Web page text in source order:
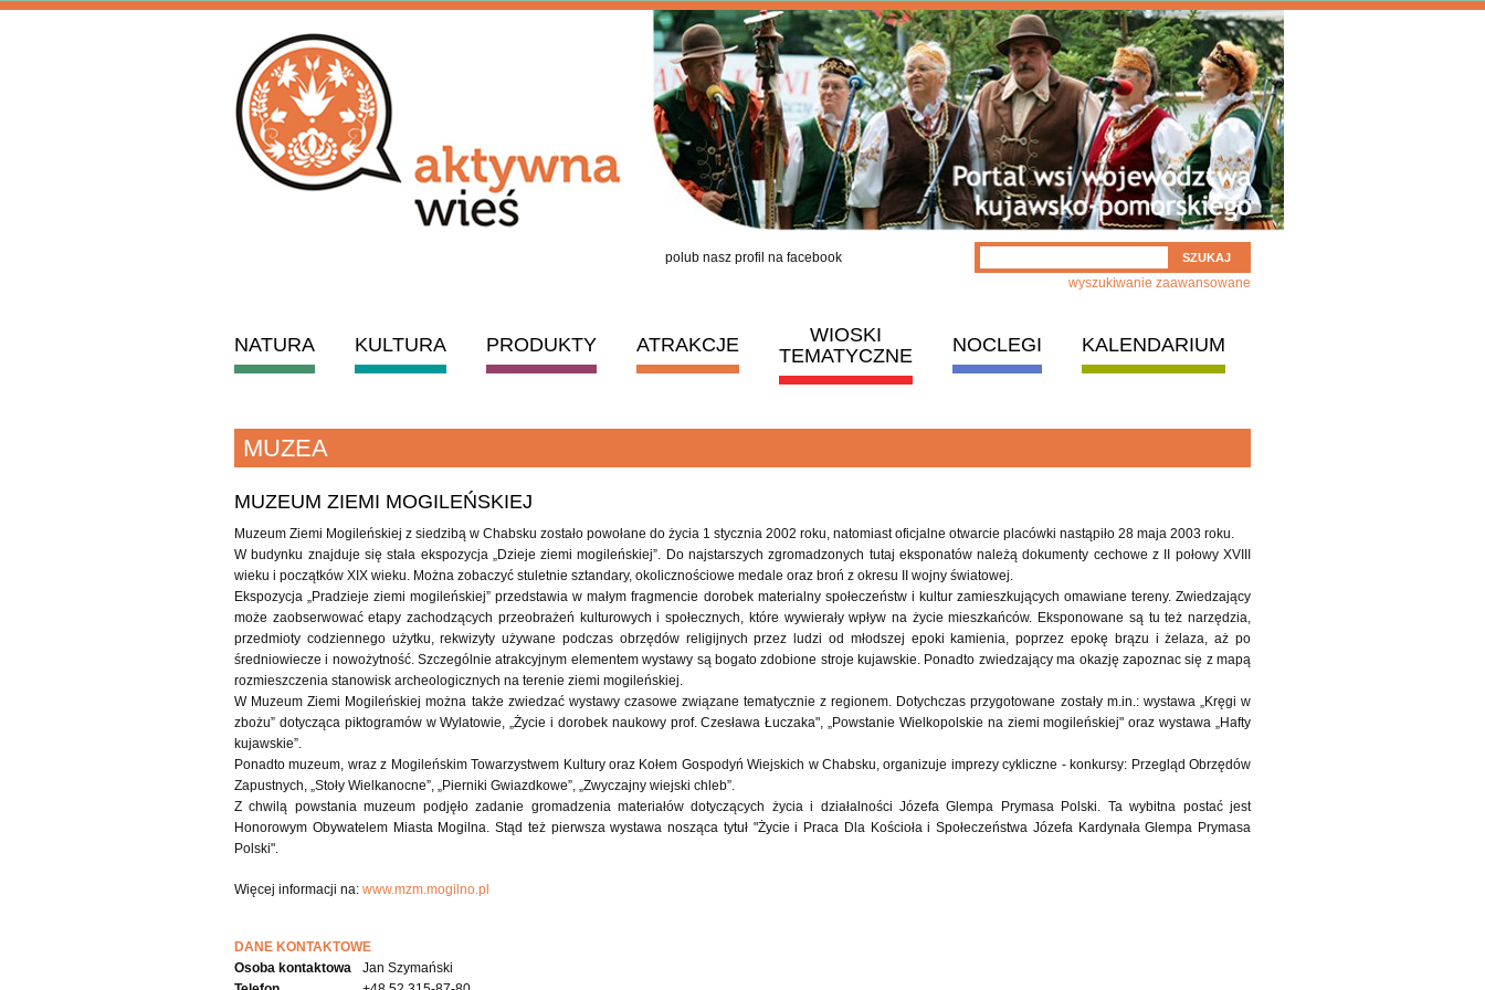
polub nasz profil na facebook
wyszukiwanie zaawansowane
NATURA KULTURA PRODUKTY ATRAKCJE
WIOSKI
TEMATYCZNE
NOCLEGI KALENDARIUM
MUZEA
MUZEUM ZIEMI MOGILEŃSKIEJ
Muzeum Ziemi Mogileńskiej z siedzibą w Chabsku zostało powołane do życia 1 stycznia 2002 roku, natomiast oficjalne otwarcie placówki nastąpiło 28 maja 2003 roku.
W budynku znajduje się stała ekspozycja „Dzieje ziemi mogileńskiej”. Do najstarszych zgromadzonych tutaj eksponatów należą dokumenty cechowe z II połowy XVIII
wieku i początków XIX wieku. Można zobaczyć stuletnie sztandary, okolicznościowe medale oraz broń z okresu II wojny światowej.
Ekspozycja „Pradzieje ziemi mogileńskiej” przedstawia w małym fragmencie dorobek materialny społeczeństw i kultur zamieszkujących omawiane tereny. Zwiedzający
może zaobserwować etapy zachodzących przeobrażeń kulturowych i społecznych, które wywierały wpływ na życie mieszkańców. Eksponowane są tu też narzędzia,
przedmioty codziennego użytku, rekwizyty używane podczas obrzędów religijnych przez ludzi od młodszej epoki kamienia, poprzez epokę brązu i żelaza, aż po
średniowiecze i nowożytność. Szczególnie atrakcyjnym elementem wystawy są bogato zdobione stroje kujawskie. Ponadto zwiedzający ma okazję zapoznac się z mapą
rozmieszczenia stanowisk archeologicznych na terenie ziemi mogileńskiej.
W Muzeum Ziemi Mogileńskiej można także zwiedzać wystawy czasowe związane tematycznie z regionem. Dotychczas przygotowane zostały m.in.: wystawa „Kręgi w
zbożu” dotycząca piktogramów w Wylatowie, „Życie i dorobek naukowy prof. Czesława Łuczaka", „Powstanie Wielkopolskie na ziemi mogileńskiej" oraz wystawa „Hafty
kujawskie”.
Ponadto muzeum, wraz z Mogileńskim Towarzystwem Kultury oraz Kołem Gospodyń Wiejskich w Chabsku, organizuje imprezy cykliczne - konkursy: Przegląd Obrzędów
Zapustnych, „Stoły Wielkanocne”, „Pierniki Gwiazdkowe”, „Zwyczajny wiejski chleb”.
Z chwilą powstania muzeum podjęło zadanie gromadzenia materiałów dotyczących życia i działalności Józefa Glempa Prymasa Polski. Ta wybitna postać jest
Honorowym Obywatelem Miasta Mogilna. Stąd też pierwsza wystawa nosząca tytuł "Życie i Praca Dla Kościoła i Społeczeństwa Józefa Kardynała Glempa Prymasa
Polski".
Więcej informacji na: www.mzm.mogilno.pl
DANE KONTAKTOWE
Osoba kontaktowa
Jan Szymański